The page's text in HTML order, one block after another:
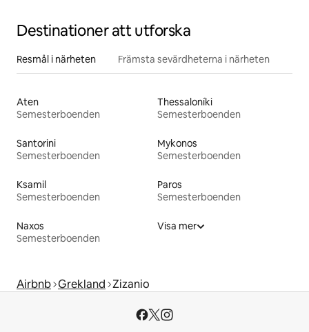
Destinationer att utforska
Resmål i närheten Främsta sevärdheterna i närheten
Aten
Semesterboenden
Thessaloníki
Semesterboenden
Santorini
Semesterboenden
Mykonos
Semesterboenden
Ksamil
Semesterboenden
Paros
Semesterboenden
Naxos
Semesterboenden
Visa mer
Airbnb Grekland Zizanio